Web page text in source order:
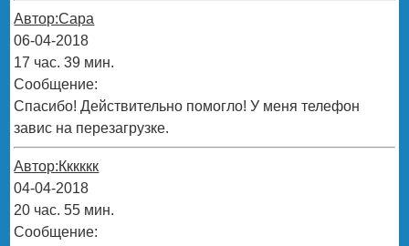
Автор:Сара
06-04-2018
17 час. 39 мин.
Сообщение:
Спасибо! Действительно помогло! У меня телефон
завис на перезагрузке.
Автор:Кккккк
04-04-2018
20 час. 55 мин.
Сообщение: